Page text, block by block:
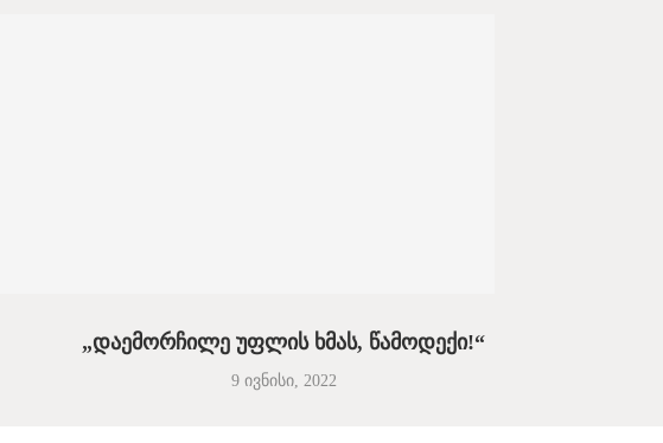
„დაემორჩილე უფლის ხმას, წამოდექი!“
9 ივნისი, 2022